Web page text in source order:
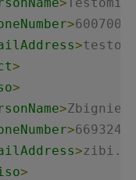
>
>
>
>
>Zbigniew
>
>
>